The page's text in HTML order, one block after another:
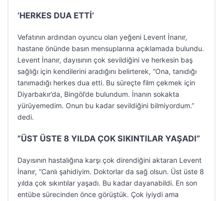
‘HERKES DUA ETTİ’
Vefatının ardından oyuncu olan yeğeni Levent İnanır,
hastane önünde basın mensuplarına açıklamada bulundu.
Levent İnanır, dayısının çok sevildiğini ve herkesin baş
sağlığı için kendilerini aradığını belirterek, “Ona, tanıdığı
tanımadığı herkes dua etti. Bu süreçte film çekmek için
Diyarbakır’da, Bingöl’de bulundum. İnanın sokakta
yürüyemedim. Onun bu kadar sevildiğini bilmiyordum.”
dedi.
”ÜST ÜSTE 8 YILDA ÇOK SIKINTILAR YAŞADI”
Dayısının hastalığına karşı çok direndiğini aktaran Levent
İnanır, “Canlı şahidiyim. Doktorlar da sağ olsun. Üst üste 8
yılda çok sıkıntılar yaşadı. Bu kadar dayanabildi. En son
entübe sürecinden önce görüştük. Çok iyiydi ama